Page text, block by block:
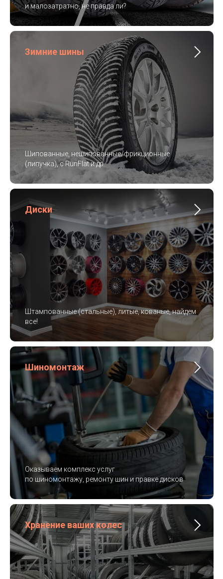
и малозатратно, не правда ли?
Зимние шины
Шипованные, нешипованные/фрикционные
(липучка), с RunFlat и др.
Диски
Штампованные (стальные), литые, кованые, найдем
все!
Шиномонтаж
Оказываем комплекс услуг
по шиномонтажу, ремонту шин и правке дисков
Хранение ваших колес